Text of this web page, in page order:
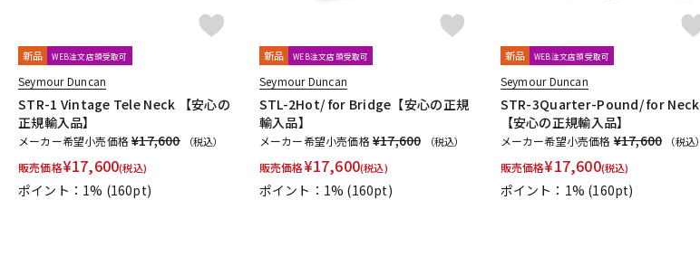
新品 WEB注文店頭受取可
Seymour Duncan
STR-1 Vintage Tele Neck 【安心の
正規輸入品】
メーカー希望小売価格¥17,600 （税込）
販売価格¥17,600(税込)
ポイント：1% (160pt)
新品 WEB注文店頭受取可
Seymour Duncan
STL-2Hot/ for Bridge【安心の正規
輸入品】
メーカー希望小売価格¥17,600 （税込）
販売価格¥17,600(税込)
ポイント：1% (160pt)
新品 WEB注文店頭受取可
Seymour Duncan
STR-3Quarter-Pound/ for Neck
【安心の正規輸入品】
メーカー希望小売価格 ¥17,600 （税込）
販売価格¥17,600(税込)
ポイント：1% (160pt)